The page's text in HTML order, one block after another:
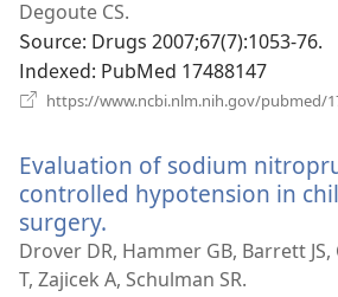
로
운
창
열
Degoute CS.
Source‎: Drugs 2007;67(7):1053-76.
Indexed‎: PubMed 17488147
https://www.ncbi.nlm.nih.gov/pubmed/
Evaluation of sodium
controlled hypotension in
surgery.
로
운
Drover DR, Hammer GB, Barrett JS,
T, Zajicek A, Schulman SR.